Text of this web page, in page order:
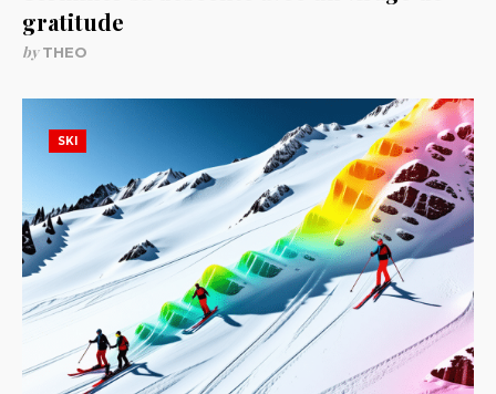
gratitude
byTHEO
SKI